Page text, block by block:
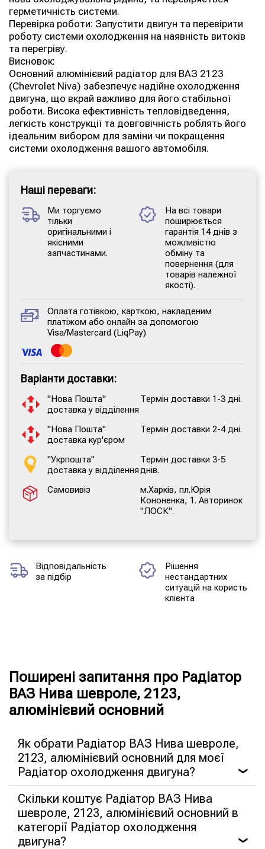
герметичність системи.
Перевірка роботи: Запустити двигун та перевірити
роботу системи охолодження на наявність витоків
та перегріву.
Висновок:
Основний алюмінієвий радіатор для ВАЗ 2123
(Chevrolet Niva) забезпечує надійне охолодження
двигуна, що вкрай важливо для його стабільної
роботи. Висока ефективність тепловідведення,
легкість конструкції та довговічність роблять його
ідеальним вибором для заміни чи покращення
системи охолодження вашого автомобіля.
Наші переваги:
Ми торгуємо
тільки
оригінальними і
якісними
запчастинами.
На всі товари
поширюється
гарантія 14 днів з
можливістю
обміну та
повернення (для
товарів належної
якості).
Оплата готівкою, карткою, накладеним
платіжом або онлайн за допомогою
Visa/Mastercard (LiqPay)
Варіанти доставки:
"Нова Пошта"
доставка у відділення
Термін доставки 1-3 дні.
"Нова Пошта"
доставка кур'єром
Термін доставки 2-4 дні.
"Укрпошта"
доставка у відділення
Термін доставки 3-5
днів.
Самовивіз
м.Харків, пл.Юрія
Кононенка, 1. Авторинок
"ЛОСК".
Відповідальність
за підбір
Рішення
нестандартних
ситуацій на користь
клієнта
Поширені запитання про Радіатор
ВАЗ Нива шевроле, 2123,
алюмінієвий основний
Як обрати Радіатор ВАЗ Нива шевроле,
2123, алюмінієвий основний для моєї
Радіатор охолодження двигуна?
❯
Скільки коштує Радіатор ВАЗ Нива
шевроле, 2123, алюмінієвий основний в
категорії Радіатор охолодження
двигуна?
❯